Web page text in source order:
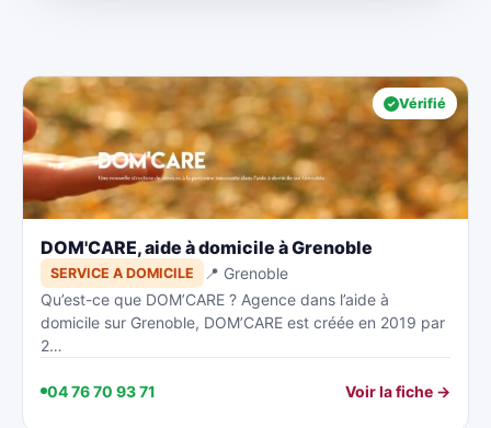
Vérifié
DOM'CARE, aide à domicile à Grenoble
SERVICE A DOMICILE
📍 Grenoble
Qu’est-ce que DOM’CARE ? Agence dans l’aide à
domicile sur Grenoble, DOM’CARE est créée en 2019 par
2…
04 76 70 93 71 Voir la fiche →